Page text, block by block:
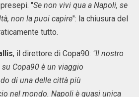
"Se non vivi qua a Napoli, se
non la puoi capire": la chiusura del
tutto.
, il direttore di Copa90: "Il nostro
Copa90 è un viaggio
di una delle città più
nel mondo. Napoli è quasi unica